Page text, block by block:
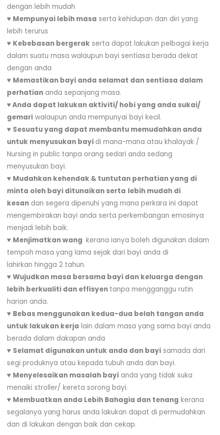
dengan lebih mudah
♥ Mempunyai lebih masa serta kehidupan dan diri yang
lebih terurus
♥ Kebebasan bergerakserta dapat lakukan pelbagai kerja
dalam suatu masa walaupun bayi sentiasa berada dekat
dengan anda
♥ Memastikan bayi anda selamat dan sentiasa dalam
perhatiananda sepanjang masa.
♥Anda dapat lakukan aktiviti/ hobi yang anda sukai/
gemariwalaupun anda mempunyai bayi kecil.
♥ Sesuatu yang dapat membantu memudahkan anda
untuk menyusukan bayi di mana-mana atau khalayak /
Nursing in public tanpa orang sedari anda sedang
menyusukan bayi.
♥ Mudahkan kehendak & tuntutan perhatian yang di
minta oleh bayi ditunaikan serta lebih mudah di
kesandan segera dipenuhi yang mana perkara ini dapat
mengembirakan bayi anda serta perkembangan emosinya
menjadi lebih baik.
♥ Menjimatkan wang kerana ianya boleh digunakan dalam
tempoh masa yang lama sejak dari bayi anda di
lahirkan hingga 2 tahun.
♥ Wujudkan masa bersama bayi dan keluarga dengan
lebih berkualiti dan effisyen tanpa mengganggu rutin
harian anda.
♥ Bebas menggunakan kedua-dua belah tangan anda
untuk lakukan kerja lain dalam masa yang sama bayi anda
berada dalam dakapan anda
♥ Selamat digunakan untuk anda dan bayisamada dari
segi produknya atau kepada tubuh anda dan bayi.
♥ Menyelesaikan masalah bayianda yang tidak suka
menaiki stroller/ kereta sorong bayi.
♥ Membuatkan anda Lebih Bahagia dan tenang kerana
segalanya yang harus anda lakukan dapat di permudahkan
dan di lakukan dengan baik dan cekap.